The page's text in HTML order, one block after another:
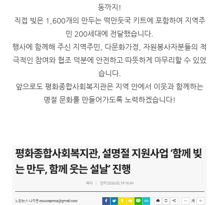
동까지!
직접 빚은 1,600개의 만두는 떡만둣국 키트에 포함하여 지역주
민 200세대에 전달했습니다.
행사에 함께해 주신 지역주민, 다문화가정, 자원봉사자분들의 적
극적인 참여와 협조 덕분에 안전하고 따뜻하게 마무리할 수 있었
습니다.
앞으로도 평화종합사회복지관은 지역 안에서 이웃과 함께하는
명절 문화를 만들어가도록 노력하겠습니다!